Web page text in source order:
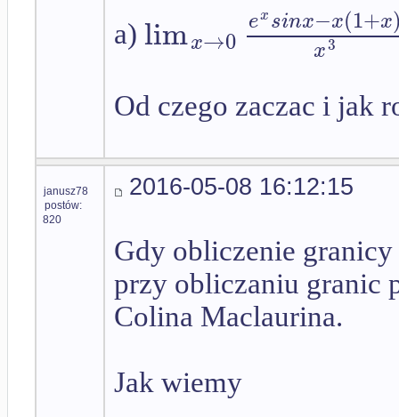
a) limx→0
exsinx−x(1+x
x3
Od czego zaczac i jak
janusz78
postów:
820
2016-05-08 16:12:15
Gdy obliczenie granicy
przy obliczaniu granic
Colina Maclaurina.
Jak wiemy